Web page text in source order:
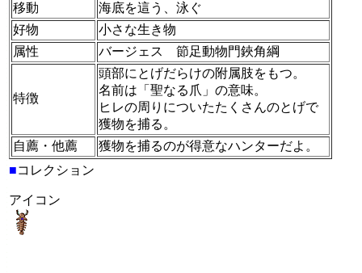
移動
海底を這う、泳ぐ
好物
小さな生き物
属性
バージェス 節足動物門鋏角綱
特徴
頭部にとげだらけの附属肢をもつ。
名前は「聖なる爪」の意味。
ヒレの周りについたたくさんのとげで
獲物を捕る。
自薦・他薦
獲物を捕るのが得意なハンターだよ。
■コレクション
アイコン